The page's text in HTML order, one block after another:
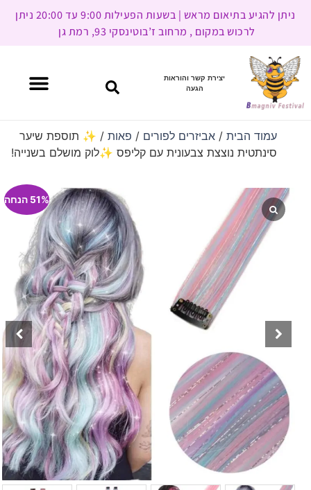
ניתן להגיע בתיאום מראש | בשעות הפעילות 9:00 עד 20:00 ניתן
לרכוש במקום , מרחוב ז’בוטינסקי 93, רמת גן
יצירת קשר והוראות
הגעה
עמוד הבית/ אביזרים לפורים / פאות/ ✨ תוספת שיער
סינתטית נוצצת צבעונית עם קליפס ✨לוק מושלם בשנייה!
51% הנחה